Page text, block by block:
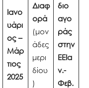
Ιανο
υάρι
ος–
Μάρ
τιος
2025
Διαφ
ορά
(μον
άδες
μερι
δίου
)
διο
αγο
ράς
στην
ΕΕΙα
ν.-
Φεβ.